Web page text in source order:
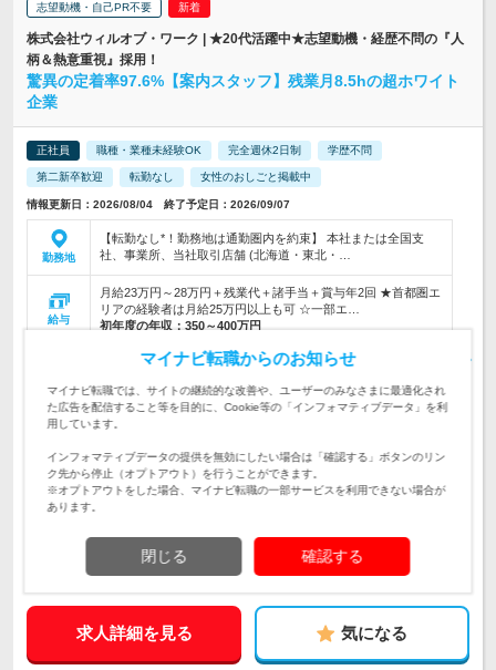
志望動機・自己PR不要
株式会社ウィルオブ・ワーク | ★20代活躍中★志望動機・経歴不問の『人
柄＆熱意重視』採用！
驚異の定着率97.6%【案内スタッフ】残業月8.5hの超ホワイト
企業
正社員 職種・業種未経験OK 完全週休2日制 学歴不問
第二新卒歓迎 転勤なし 女性のおしごと掲載中
情報更新日：2026/08/04 終了予定日：2026/09/07
勤務地
【転勤なし*！勤務地は通勤圏内を約束】 本社または全国支
社、事業所、当社取引店舗 (北海道・東北・…
給与
月給23万円～28万円＋残業代＋諸手当＋賞与年2回 ★首都圏エ
リアの経験者は月給25万円以上も可 ☆一部エ…
初年度の年収： 350～400万円
仕事内容
【圧倒的なキャリアアップスピードあり◆マネジメントへ挑戦
店舗づくりをお任せします！
なる方
【面談枠、大開放中！多くの方にお会いしています◆最短8月
人デビュー・フリーター大歓迎！
企業データ
地：東京都
求人詳細を見る 気になる
マイナビ転職からのお知らせ
マイナビ転職では、サイトの継続的な改善や、ユーザーのみなさまに最適化され
た広告を配信すること等を目的に、Cookie等の「インフォマティブデータ」を利
用しています。
インフォマティブデータの提供を無効にしたい場合は「確認する」ボタンのリン
ク先から停止（オプトアウト）を行うことができます。
※オプトアウトをした場合、マイナビ転職の一部サービスを利用できない場合が
あります。
閉じる 確認する